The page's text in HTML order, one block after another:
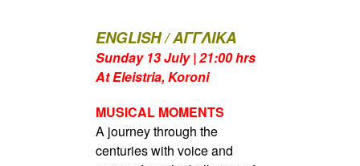
ENGLISH / ΑΓΓΛΙΚΑ
Sunday 13 July | 21:00 hrs
At Eleistria, Koroni
MUSICAL MOMENTS
A journey through the
centuries with voice and